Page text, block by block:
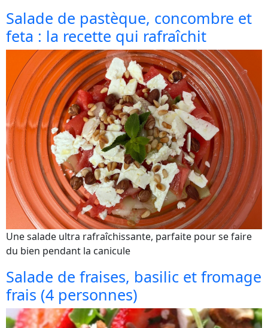
Salade de pastèque, concombre et
feta : la recette qui rafraîchit
Une salade ultra rafraîchissante, parfaite pour se faire
du bien pendant la canicule
Salade de fraises, basilic et fromage
frais (4 personnes)